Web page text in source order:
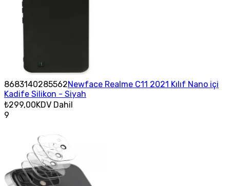
8683140285562Newface Realme C11 2021 Kılıf Nano içi
Kadife Silikon - Siyah
₺299,00KDV Dahil
9